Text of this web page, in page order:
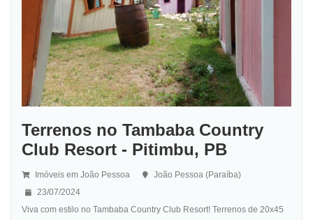
Terrenos no Tambaba Country
Club Resort - Pitimbu, PB
Imóveis em João Pessoa
João Pessoa (Paraíba)
23/07/2024
Viva com estilo no Tambaba Country Club Resort! Terrenos de 20x45